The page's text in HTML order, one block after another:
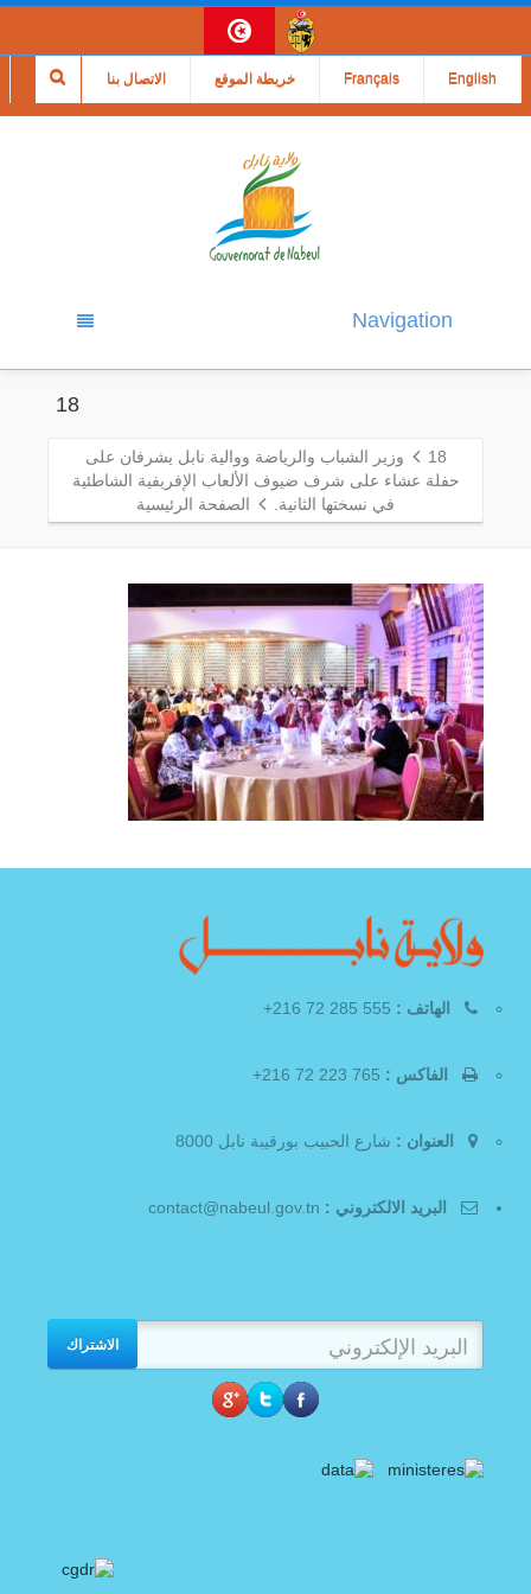
الاتصال بنا خريطة الموقع Français English
Navigation
18
18
وزير الشباب والرياضة ووالية نابل يشرفان على
حفلة عشاء على شرف ضيوف الألعاب الإفريفية الشاطئية
في نسختها الثانية.
الصفحة الرئيسية
الهاتف :
الفاكس :
العنوان : شارع الحبيب بورقيبة نابل 8000
البريد الالكتروني :
الاشتراك